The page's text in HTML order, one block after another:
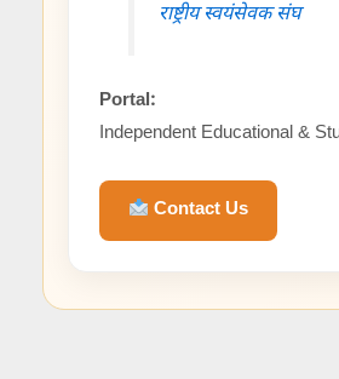
राष्ट्रीय स्वयंसेवक संघ
Portal:
Independent Educational &
Contact Us